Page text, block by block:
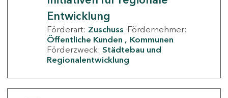
Entwicklung
Förderart: Zuschuss Fördernehmer:
Öffentliche Kunden
Kommunen
Förderzweck: Städtebau und
Regionalentwicklung